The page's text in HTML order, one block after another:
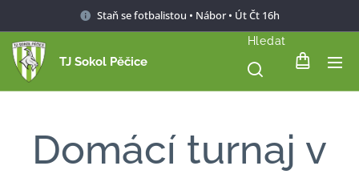
Staň se fotbalistou • Nábor • Út Čt 16h
TJ Sokol Pěčice
Hledat
Domácí turnaj v